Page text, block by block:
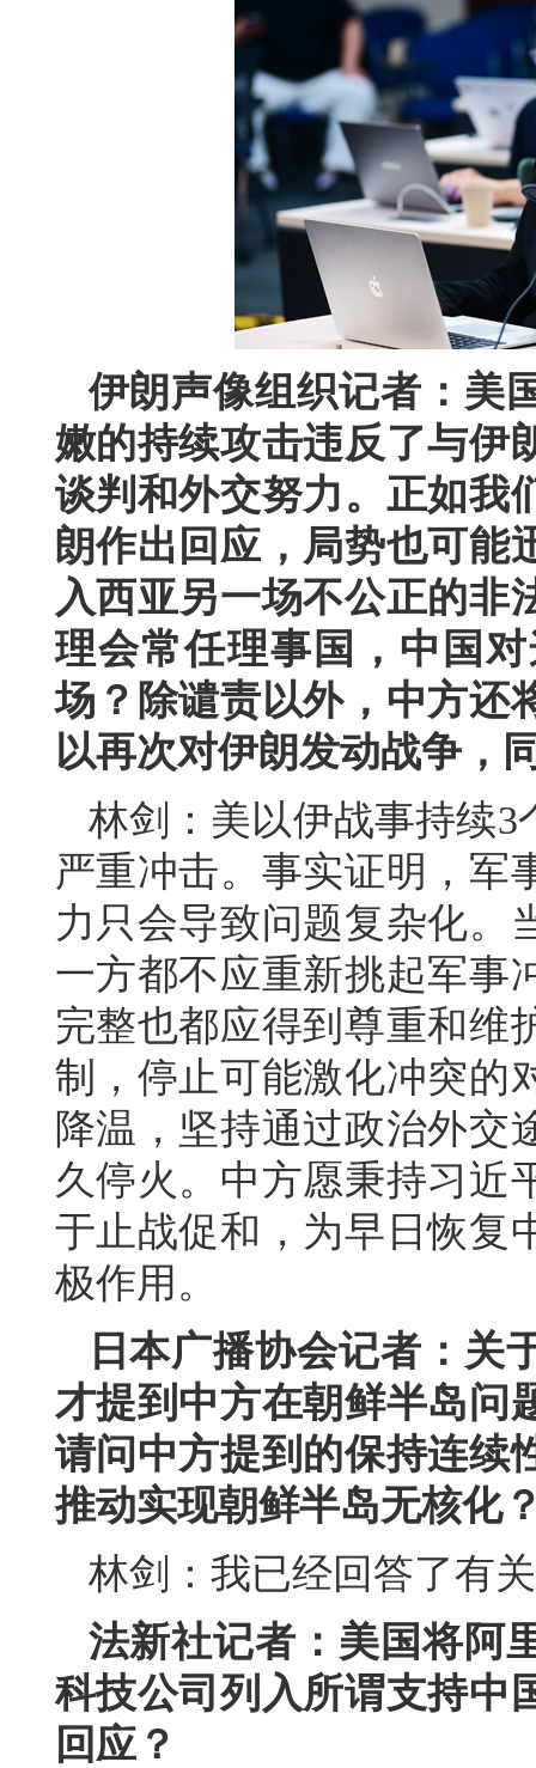
伊朗声像组织记者：美
嫩的持续攻击违反了与伊
谈判和外交努力。正如我
朗作出回应，局势也可能
入西亚另一场不公正的非
理会常任理事国，中国
场？除谴责以外，中方还
以再次对伊朗发动战争，
林剑：美以伊战事持续
严重冲击。事实证明，军
力只会导致问题复杂化。
一方都不应重新挑起军事
完整也都应得到尊重和维
制，停止可能激化冲突的
降温，坚持通过政治外交
久停火。中方愿秉持习近
于止战促和，为早日恢复
极作用。
日本广播协会记者：关
才提到中方在朝鲜半岛问
请问中方提到的保持连续
推动实现朝鲜半岛无核化
林剑：我已经回答了有
法新社记者：美国将阿
科技公司列入所谓支持中
回应？